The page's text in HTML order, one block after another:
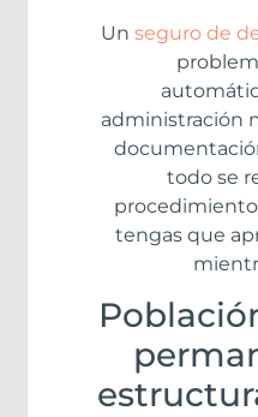
Un seguro de
administración
todo se
tengas que